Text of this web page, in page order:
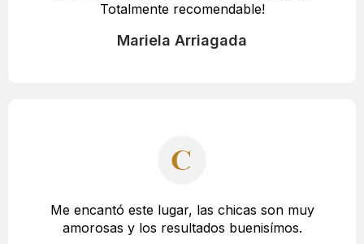
Totalmente recomendable!
Mariela Arriagada
Me encantó este lugar, las chicas son muy
amorosas y los resultados buenisímos.